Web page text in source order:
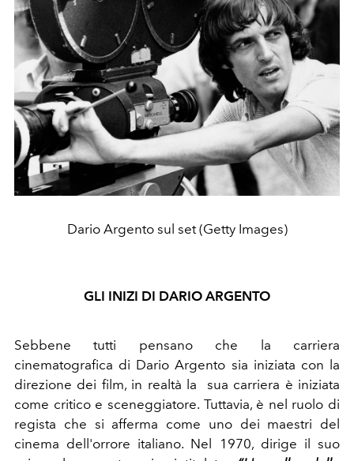
Dario Argento sul set (Getty Images)
GLI INIZI DI DARIO ARGENTO
Sebbene tutti pensano che la carriera
cinematografica di Dario Argento sia iniziata con la
direzione dei film, in realtà la sua carriera è iniziata
come critico e sceneggiatore. Tuttavia, è nel ruolo di
regista che si afferma come uno dei maestri del
cinema dell'orrore italiano. Nel 1970, dirige il suo